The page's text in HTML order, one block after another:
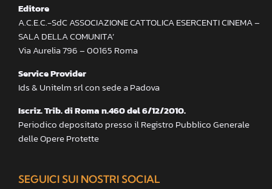
Editore
A.C.E.C.-SdC ASSOCIAZIONE CATTOLICA ESERCENTI CINEMA –
SALA DELLA COMUNITA’
Via Aurelia 796 – 00165 Roma
Service Provider
Ids & Unitelm srl con sede a Padova
Iscriz. Trib. di Roma n.460 del 6/12/2010.
Periodico depositato presso il Registro Pubblico Generale
delle Opere Protette
SEGUICI SUI NOSTRI SOCIAL